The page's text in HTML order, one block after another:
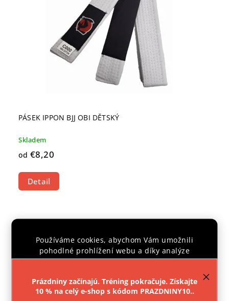
Používáme cookies, abychom Vám umožnili
pohodlné prohlížení webu a díky analýze
provozu webu neustále zlepšovali jeho funkce,
Nastavenie
Prázdniny začínajú. Tréning pokračuje. Získajte
10 % na celý e-shop s kódom PRAZDNINY10..
PÁSEK IPPON BJJ OBI DĚTSKÝ
Skladem
od €8,20
Detail
FacebookInstagram